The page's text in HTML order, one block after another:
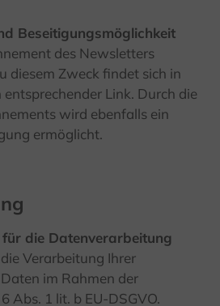
Beseitigungsmöglichkeit
des Newsletters
diesem Zweck findet sich in
Link. Durch die
wird ebenfalls ein
ermöglicht.
die Datenverarbeitung
Verarbeitung Ihrer
im Rahmen der
Abs. 1 lit. b EU-DSGVO.